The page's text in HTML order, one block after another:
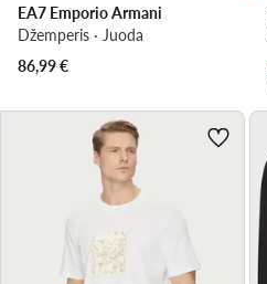
EA7 Emporio Armani
Džemperis · Juoda
86,99€